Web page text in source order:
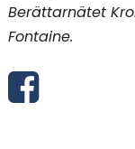
Berättarnätet
Fontaine.
D